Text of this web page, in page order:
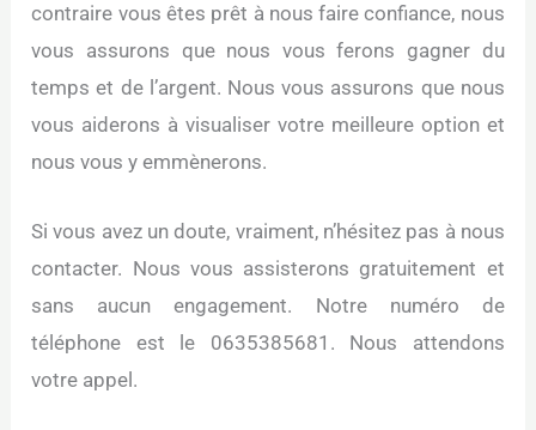
contraire vous êtes prêt à nous faire confiance, nous
vous assurons que nous vous ferons gagner du
temps et de l’argent. Nous vous assurons que nous
vous aiderons à visualiser votre meilleure option et
nous vous y emmènerons.
Si vous avez un doute, vraiment, n’hésitez pas à nous
contacter. Nous vous assisterons gratuitement et
sans aucun engagement. Notre numéro de
téléphone est le 0635385681. Nous attendons
votre appel.